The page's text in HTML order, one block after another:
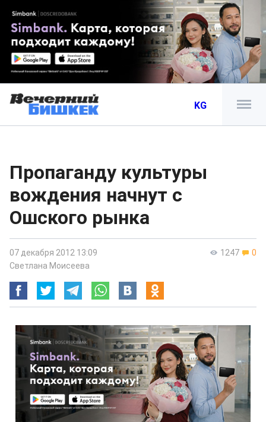
KG
Пропаганду культуры
вождения начнут с
Ошского рынка
1247 0
07 декабря 2012 13:09
Светлана Моисеева